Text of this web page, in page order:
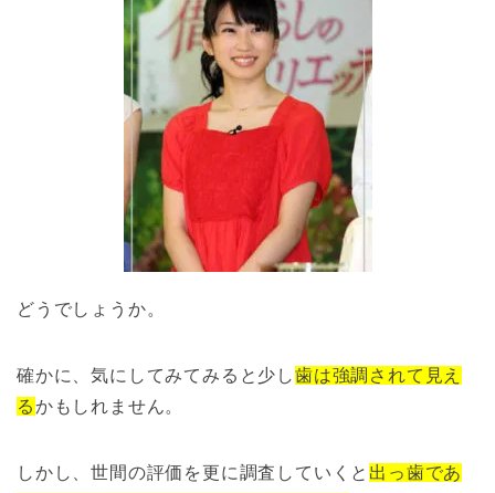
どうでしょうか。
確かに、気にしてみてみると少し歯は強調されて見え
るかもしれません。
しかし、世間の評価を更に調査していくと 出っ歯であ